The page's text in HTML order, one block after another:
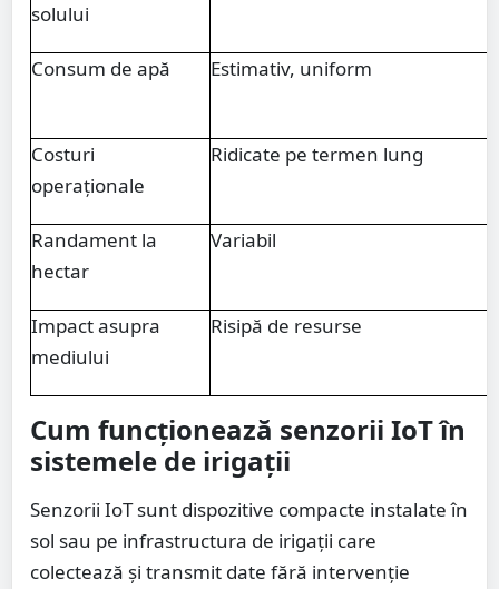
solului
Consum de apă Estimativ, uniform
Costuri
operaționale
Ridicate pe termen lung
Randament la
hectar
Variabil
Impact asupra
mediului
Risipă de resurse
Cum funcționează senzorii IoT în
sistemele de irigații
Senzorii IoT sunt dispozitive compacte instalate în
sol sau pe infrastructura de irigații care
colectează și transmit date fără intervenție